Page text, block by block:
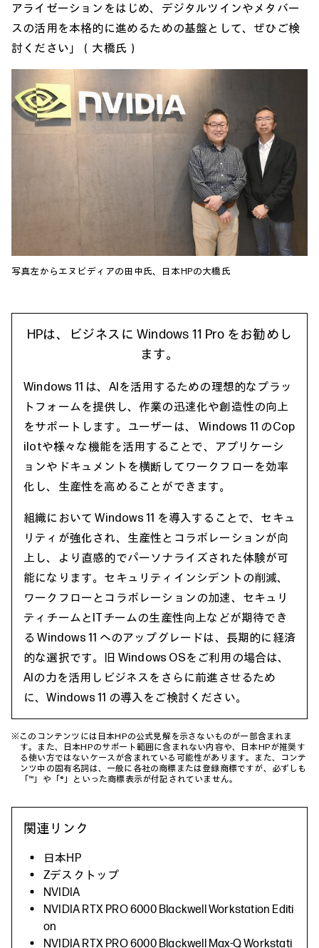
アライゼーションをはじめ、デジタルツインやメタバー
スの活用を本格的に進めるための基盤として、ぜひご検
討ください」（大橋氏）
写真左からエヌビディアの田中氏、日本HPの大橋氏
HPは、ビジネスに Windows 11 Pro をお勧めし
ます。
Windows 11 は、AIを活用するための理想的なプラッ
トフォームを提供し、作業の迅速化や創造性の向上
をサポートします。ユーザーは、 Windows 11 のCop
ilotや様々な機能を活用することで、アプリケーシ
ョンやドキュメントを横断してワークフローを効率
化し、生産性を高めることができます。
組織において Windows 11 を導入することで、セキュ
リティが強化され、生産性とコラボレーションが向
上し、より直感的でパーソナライズされた体験が可
能になります。セキュリティインシデントの削減、
ワークフローとコラボレーションの加速、セキュリ
ティチームとITチームの生産性向上などが期待でき
る Windows 11 へのアップグレードは、長期的に経済
的な選択です。旧 Windows OSをご利用の場合は、
AIの力を活用しビジネスをさらに前進させるため
に、Windows 11 の導入をご検討ください。
※このコンテンツには日本HPの公式見解を示さないものが一部含まれま
す。また、日本HPのサポート範囲に含まれない内容や、日本HPが推奨す
る使い方ではないケースが含まれている可能性があります。また、コンテ
ンツ中の固有名詞は、一般に各社の商標または登録商標ですが、必ずしも
「™」や「®」といった商標表示が付記されていません。
関連リンク
日本HP
Zデスクトップ
NVIDIA
NVIDIA RTX PRO 6000 Blackwell Workstation Editi
on
NVIDIA RTX PRO 6000 Blackwell Max-Q Workstati